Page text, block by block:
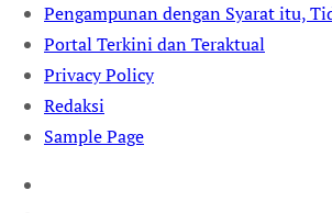
Pengampunan dengan Syarat itu,
Portal Terkini dan Teraktual
Privacy Policy
Redaksi
Sample Page